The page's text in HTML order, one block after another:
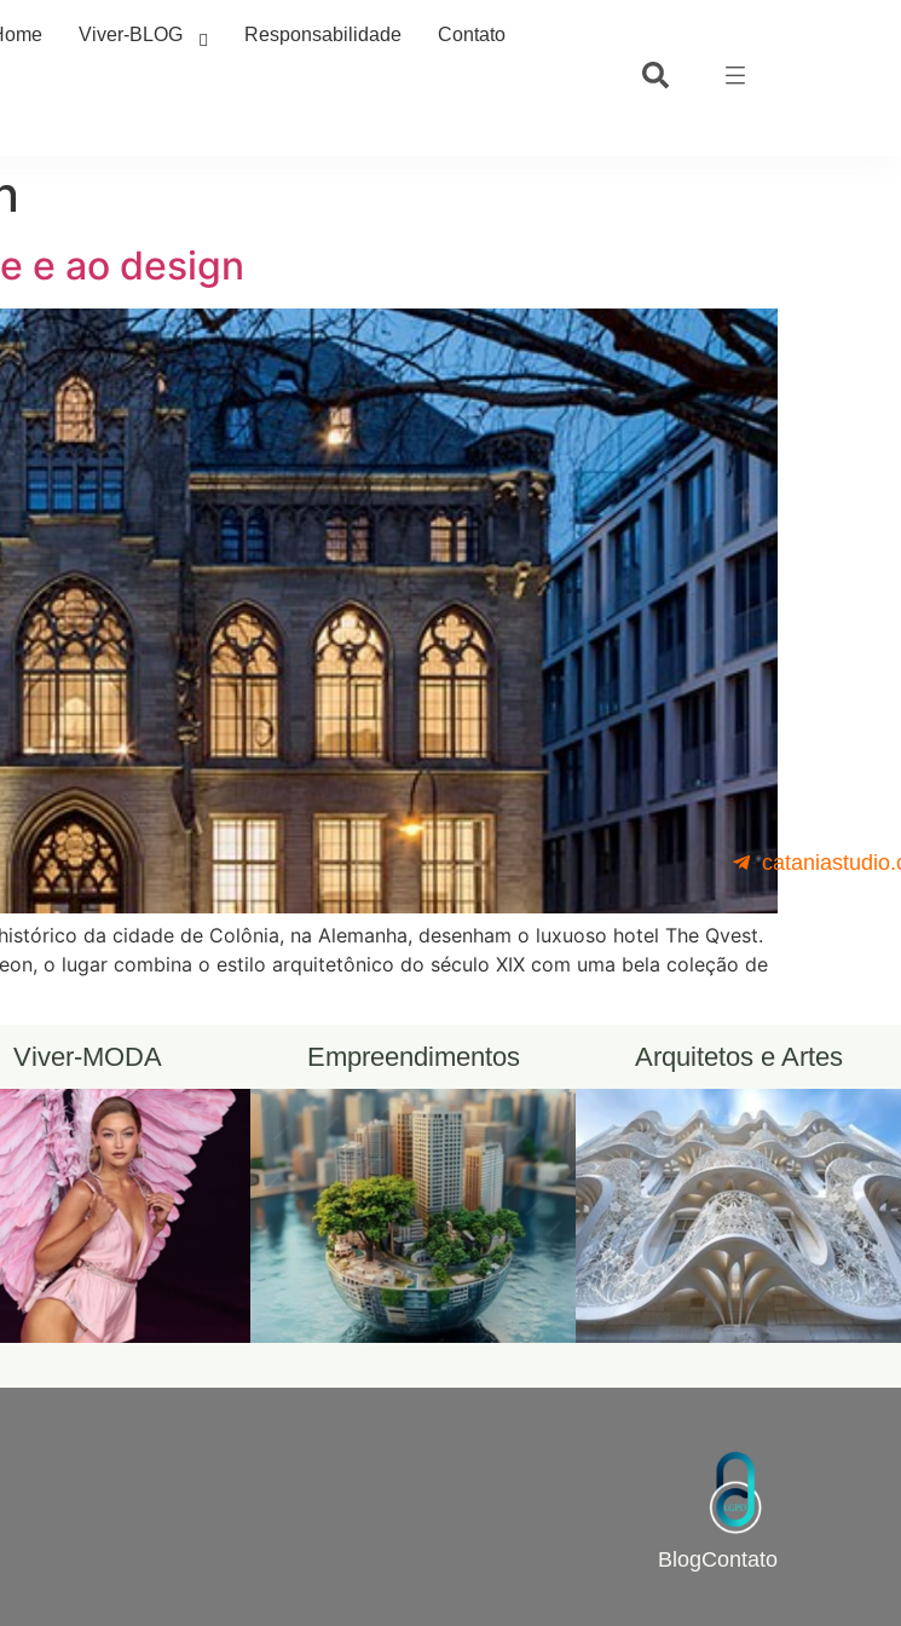
Viver-BLOG Responsabilidade Contato
e ao design
da cidade de Colônia, na Alemanha, desenham o luxuoso hotel The Qvest.
o lugar combina o estilo arquitetônico do século XIX com uma bela coleção de
Viver-MODA Empreendimentos Arquitetos e Artes
BlogContato